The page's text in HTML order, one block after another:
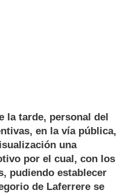
la tarde, personal del
en la vía pública,
una
por el cual, con los
pudiendo establecer
de Laferrere se